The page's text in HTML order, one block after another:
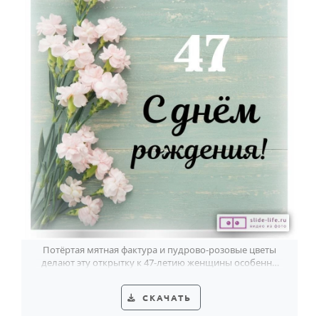
Потёртая мятная фактура и пудрово-розовые цветы
делают эту открытку к 47-летию женщины особенно
СКАЧАТЬ